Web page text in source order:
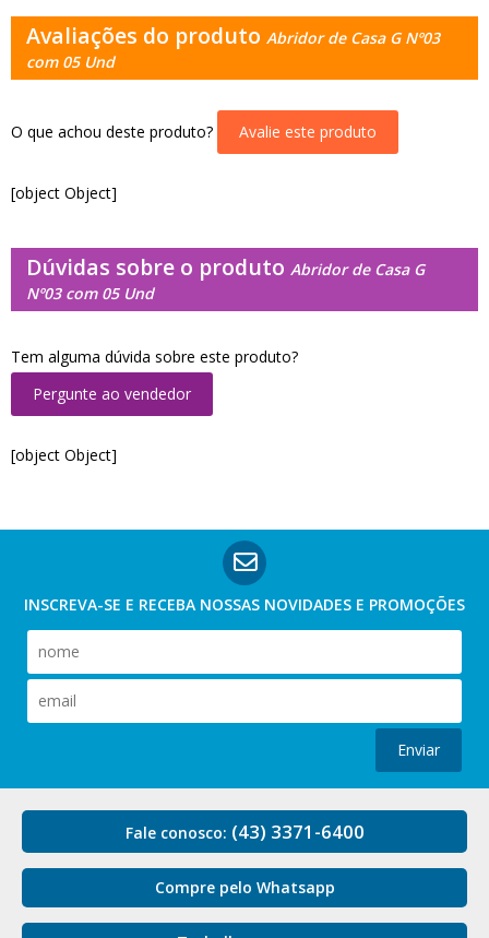
Avaliações do produto Abridor de Casa G Nº03
com 05 Und
O que achou deste produto? Avalie este produto
[object Object]
Dúvidas sobre o produto Abridor de Casa G
Nº03 com 05 Und
Tem alguma dúvida sobre este produto?
Pergunte ao vendedor
[object Object]
INSCREVA-SE E RECEBA NOSSAS NOVIDADES E PROMOÇÕES
Enviar
Fale conosco: (43) 3371-6400
Compre pelo Whatsapp